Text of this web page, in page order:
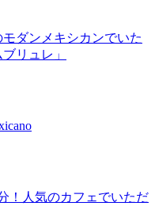
モダンメキシカンでいた
リュレ」
！人気のカフェでいただ